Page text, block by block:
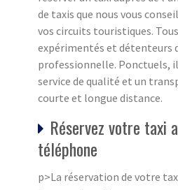
de taxis que nous vous
vos circuits touristiques.
expérimentés et détenteurs
professionnelle. Ponctuels,
service de qualité et un
courte et longue distance.
Réservez votre taxi
téléphone
p>La réservation de votre